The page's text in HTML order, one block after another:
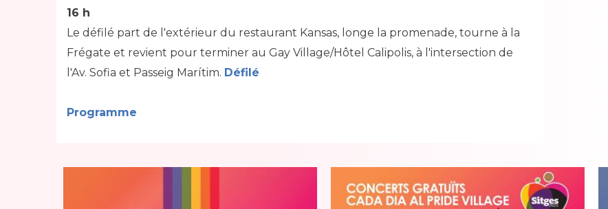
16 h
Le défilé part de l'extérieur du restaurant Kansas, longe la promenade, tourne à la
Frégate et revient pour terminer au Gay Village/Hôtel Calipolis, à l'intersection de
l'Av. Sofia et Passeig Marítim. Défilé
Programme